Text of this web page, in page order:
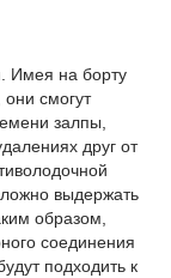
Имея на борту
смогут
залпы,
друг от
выдержать
образом,
соединения
подходить к